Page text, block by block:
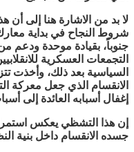
لا بد من الاشارة هنا إلى أن
شروط النجاح في بداية
جنوباً، بقيادة موحدة ودعم
التجمعات العسكرية
السياسية بعد ذلك، وأخذت
الانقسام الذي جعل معركة
إغفال أسبابه العائدة إلى
إن هذا التشظي يعكس
جسده الانقسام داخل بنية